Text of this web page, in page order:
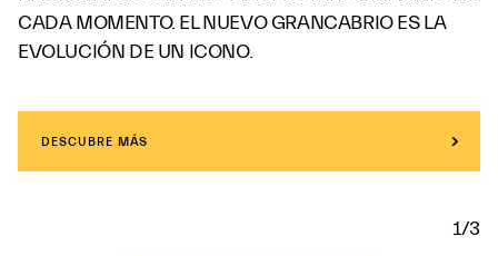
CADA MOMENTO. EL NUEVO GRANCABRIO ES LA
EVOLUCIÓN DE UN ICONO.
DESCUBRE MÁS
1/3